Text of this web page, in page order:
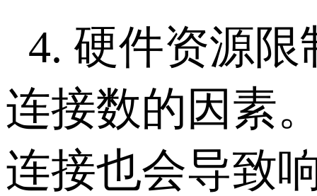
4. 硬件资源限
连接数的因素
连接也会导致